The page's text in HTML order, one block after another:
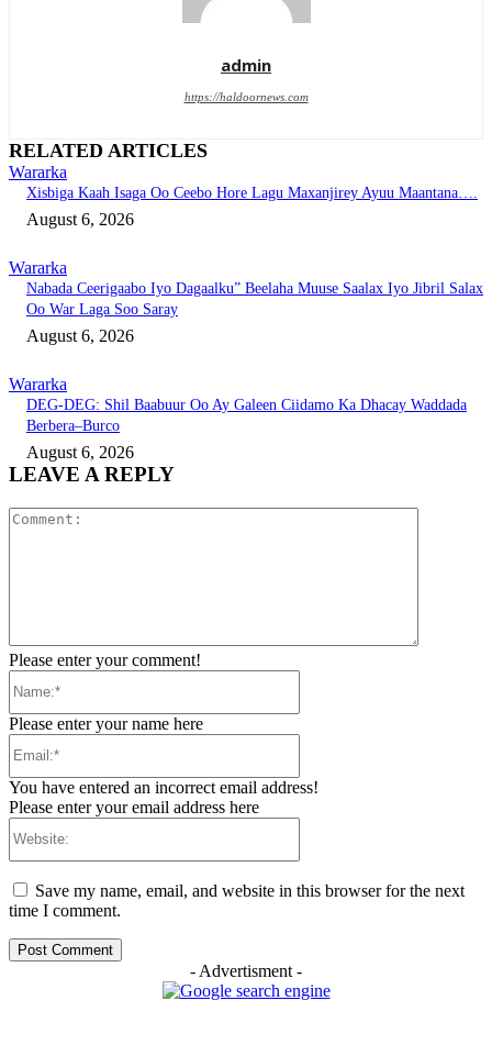
admin
https://haldoornews.com
RELATED ARTICLES
Wararka
Xisbiga Kaah Isaga Oo Ceebo Hore Lagu Maxanjirey Ayuu Maantana….
August 6, 2026
Wararka
Nabada Ceerigaabo Iyo Dagaalku” Beelaha Muuse Saalax Iyo Jibril Salax
Oo War Laga Soo Saray
August 6, 2026
Wararka
DEG-DEG: Shil Baabuur Oo Ay Galeen Ciidamo Ka Dhacay Waddada
Berbera–Burco
August 6, 2026
LEAVE A REPLY
Please enter your comment!
Please enter your name here
You have entered an incorrect email address!
Please enter your email address here
Save my name, email, and website in this browser for the next
time I comment.
- Advertisment -